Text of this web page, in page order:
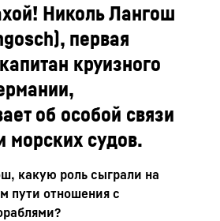
Николь Лангош
первая
круизного
об особой связи
морских судов.
какую роль сыграли на
пути отношения с